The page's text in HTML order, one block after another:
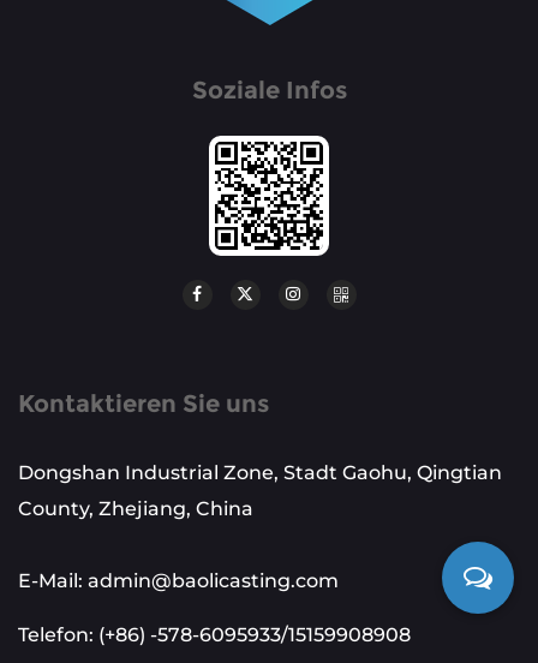
Soziale Infos
Kontaktieren Sie uns
Dongshan Industrial Zone, Stadt Gaohu, Qingtian
County, Zhejiang, China
E-Mail: admin@baolicasting.com
Telefon: (+86) -578-6095933/15159908908